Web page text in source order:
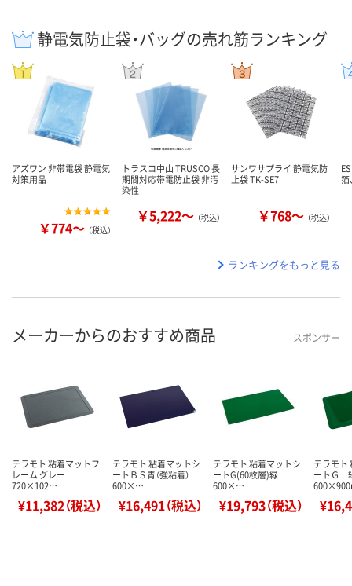
静電気防止袋・バッグの売れ筋ランキング
アズワン 非帯電袋 静電気
対策用品
￥774～ （税込）
トラスコ中山 TRUSCO 長
期間対応帯電防止袋 非汚
染性
￥5,222～ （税込）
サンワサプライ 静電気防
止袋 TK-SE7
￥768～ （税込）
箔
ランキングをもっと見る
メーカーからのおすすめ商品 スポンサー
テラモト 粘着マットフ
レーム グレー
720×102…
¥11,382（税込）
テラモト 粘着マットシ
ートＢＳ青（強粘着）
600×…
¥16,491（税込）
テラモト 粘着マットシ
ートG(60枚層)緑
600×…
¥19,793（税込）
テラモト
ートＧ